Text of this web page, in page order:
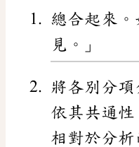
總合起來。
見。」
將各別分項
依其共通性
相對於分析